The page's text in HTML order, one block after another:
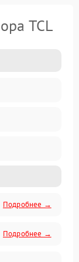
TCL
Подробнее →
Подробнее →